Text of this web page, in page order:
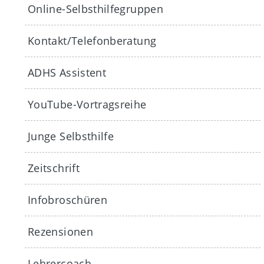
Online-Selbsthilfegruppen
Kontakt/Telefonberatung
ADHS Assistent
YouTube-Vortragsreihe
Junge Selbsthilfe
Zeitschrift
Infobroschüren
Rezensionen